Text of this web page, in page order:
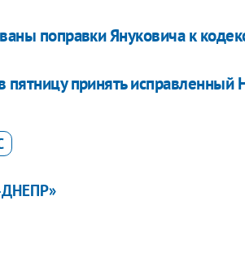
поправки Януковича к
пятницу принять исправленный